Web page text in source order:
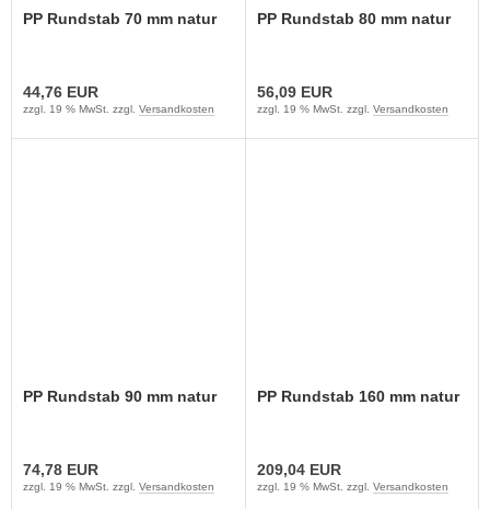
PP Rundstab 70 mm natur
44,76 EUR
zzgl. 19 % MwSt. zzgl. Versandkosten
PP Rundstab 80 mm natur
56,09 EUR
zzgl. 19 % MwSt. zzgl. Versandkosten
PP Rundstab 90 mm natur
74,78 EUR
zzgl. 19 % MwSt. zzgl. Versandkosten
PP Rundstab 160 mm natur
209,04 EUR
zzgl. 19 % MwSt. zzgl. Versandkosten